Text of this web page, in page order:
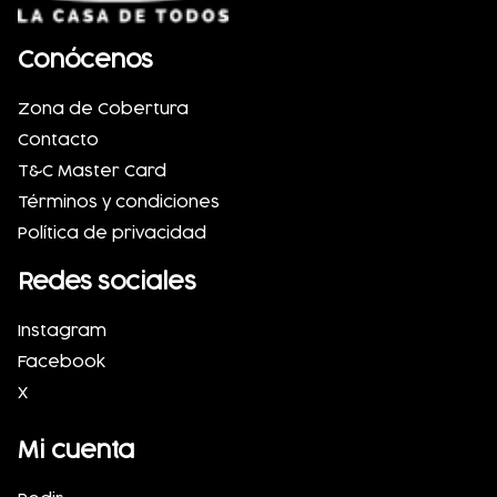
Conócenos
Zona de Cobertura
Contacto
T&C Master Card
Términos y condiciones
Política de privacidad
Redes sociales
Instagram
Facebook
X
Mi cuenta